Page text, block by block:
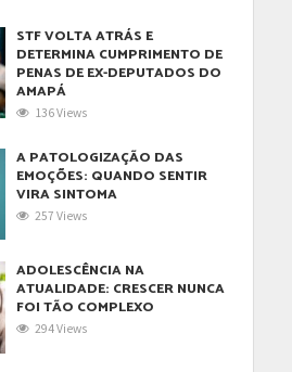
STF VOLTA ATRÁS E
DETERMINA CUMPRIMENTO DE
PENAS DE EX-DEPUTADOS DO
AMAPÁ
136 Views
A PATOLOGIZAÇÃO DAS
EMOÇÕES: QUANDO SENTIR
VIRA SINTOMA
257 Views
ADOLESCÊNCIA NA
ATUALIDADE: CRESCER NUNCA
FOI TÃO COMPLEXO
294 Views